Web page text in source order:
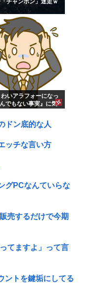
わいアラフォーになっ
でもない事実』に気
ン底的な人
ッチな言い方
グPCなんていらな
売するだけで今期
てますよ」って言
ントを鍵垢にしてる